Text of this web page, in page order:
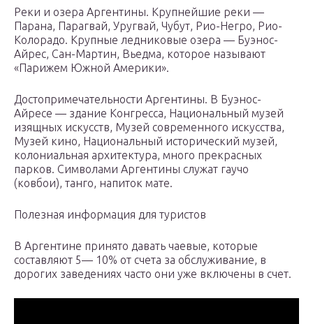
Реки и озера Аргентины. Крупнейшие реки —
Парана, Парагвай, Уругвай, Чубут, Рио-Негро, Рио-
Колорадо. Крупные ледниковые озера — Буэнос-
Айрес, Сан-Мартин, Вьедма, которое называют
«Парижем Южной Америки».
Достопримечательности Аргентины. В Буэнос-
Айресе — здание Конгресса, Национальный музей
изящных искусств, Музей современного искусства,
Музей кино, Национальный исторический музей,
колониальная архитектура, много прекрасных
парков. Символами Аргентины служат гаучо
(ковбои), танго, напиток мате.
Полезная информация для туристов
В Аргентине принято давать чаевые, которые
составляют 5— 10% от счета за обслуживание, в
дорогих заведениях часто они уже включены в счет.